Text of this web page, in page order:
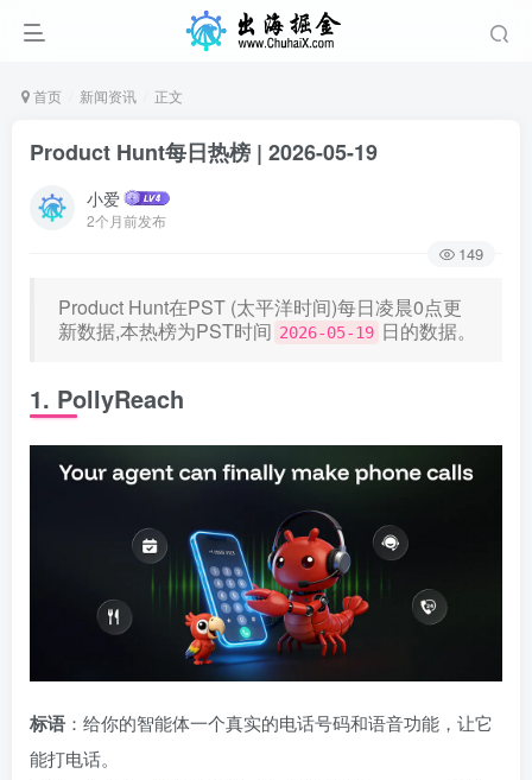
首页 新闻资讯 正文
Product Hunt每日热榜 | 2026-05-19
小爱
2个月前发布
149
Product Hunt在PST (太平洋时间)每日凌晨0点更
新数据,本热榜为PST时间 2026-05-19 日的数据。
1. PollyReach
标语 ：给你的智能体一个真实的电话号码和语音功能，让它
能打电话。